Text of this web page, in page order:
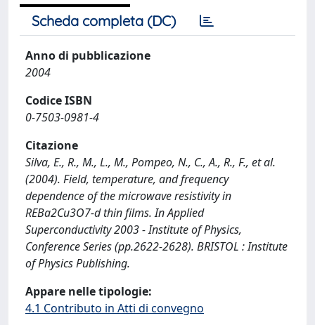
Scheda completa (DC)
Anno di pubblicazione
2004
Codice ISBN
0-7503-0981-4
Citazione
Silva, E., R., M., L., M., Pompeo, N., C., A., R., F., et al.
(2004). Field, temperature, and frequency
dependence of the microwave resistivity in
REBa2Cu3O7-d thin films. In Applied
Superconductivity 2003 - Institute of Physics,
Conference Series (pp.2622-2628). BRISTOL : Institute
of Physics Publishing.
Appare nelle tipologie:
4.1 Contributo in Atti di convegno